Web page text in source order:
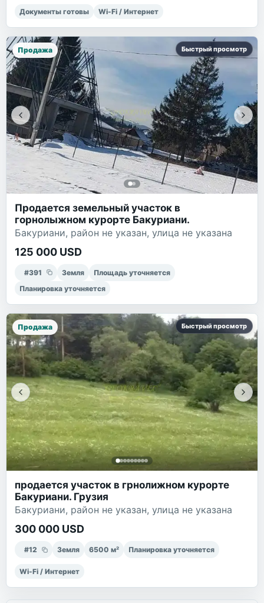
Документы готовы Wi-Fi / Интернет
Продажа Быстрый просмотр
Продается земельный участок в
горнолыжном курорте Бакуриани.
Бакуриани, район не указан, улица не указана
125 000 USD
#391 Земля
Площадь уточняется
Планировка уточняется
Продажа Быстрый просмотр
продается участок в грнолижном курорте
Бакуриани. Грузия
Бакуриани, район не указан, улица не указана
300 000 USD
#12 Земля 6500 м² Планировка уточняется
Wi-Fi / Интернет